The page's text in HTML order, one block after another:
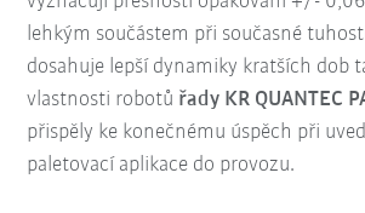
lehkým součástem při současné
dosahuje lepší dynamiky kratších dob
vlastnosti robotů řady KR QUANTEC
přispěly ke konečnému úspěch při
paletovací aplikace do provozu.